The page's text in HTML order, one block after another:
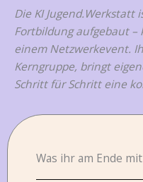
Die KI Jugend.Werkstatt
Fortbildung aufgebaut
einem Netzwerkevent.
Kerngruppe, bringt
Schritt für Schritt eine
Was ihr am Ende